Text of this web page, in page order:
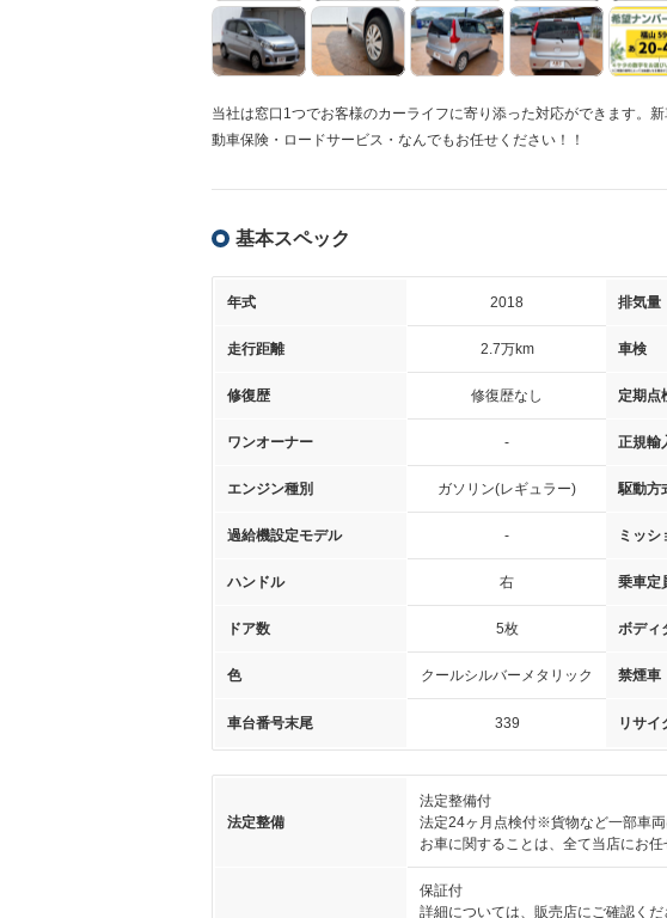
当社は窓口1つでお客様のカーライフに寄り添った対応ができます。
動車保険・ロードサービス・なんでもお任せください！！
基本スペック
年式 2018 排気量
走行距離 2.7万km 車検
修復歴 修復歴なし 定期点
ワンオーナー - 正規輸
エンジン種別 ガソリン(レギュラー) 駆動方
過給機設定モデル - ミッシ
ハンドル 右 乗車定
ドア数 5枚 ボディ
色 クールシルバーメタリック 禁煙車
車台番号末尾 339 リサイ
法定整備
法定整備付
法定24ヶ月点検付※貨物など一部車
お車に関することは、全て当店にお任
保証付
詳細については、販売店にご確認くだ